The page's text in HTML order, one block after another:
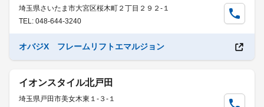
埼玉県さいたま市大宮区桜木町２丁目２９２-１
TEL: 048-644-3240
オバジX フレームリフトエマルジョン
イオンスタイル北戸田
埼玉県戸田市美女木東１-３-１